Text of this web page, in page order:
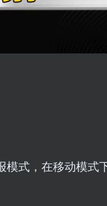
式，在移动模式